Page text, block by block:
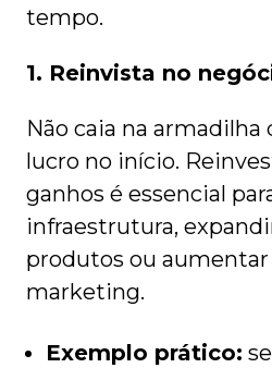
tempo.
1. Reinvista no
Não caia na
lucro no início.
ganhos é essencial
infraestrutura,
produtos ou aumentar
marketing.
Exemplo prático: